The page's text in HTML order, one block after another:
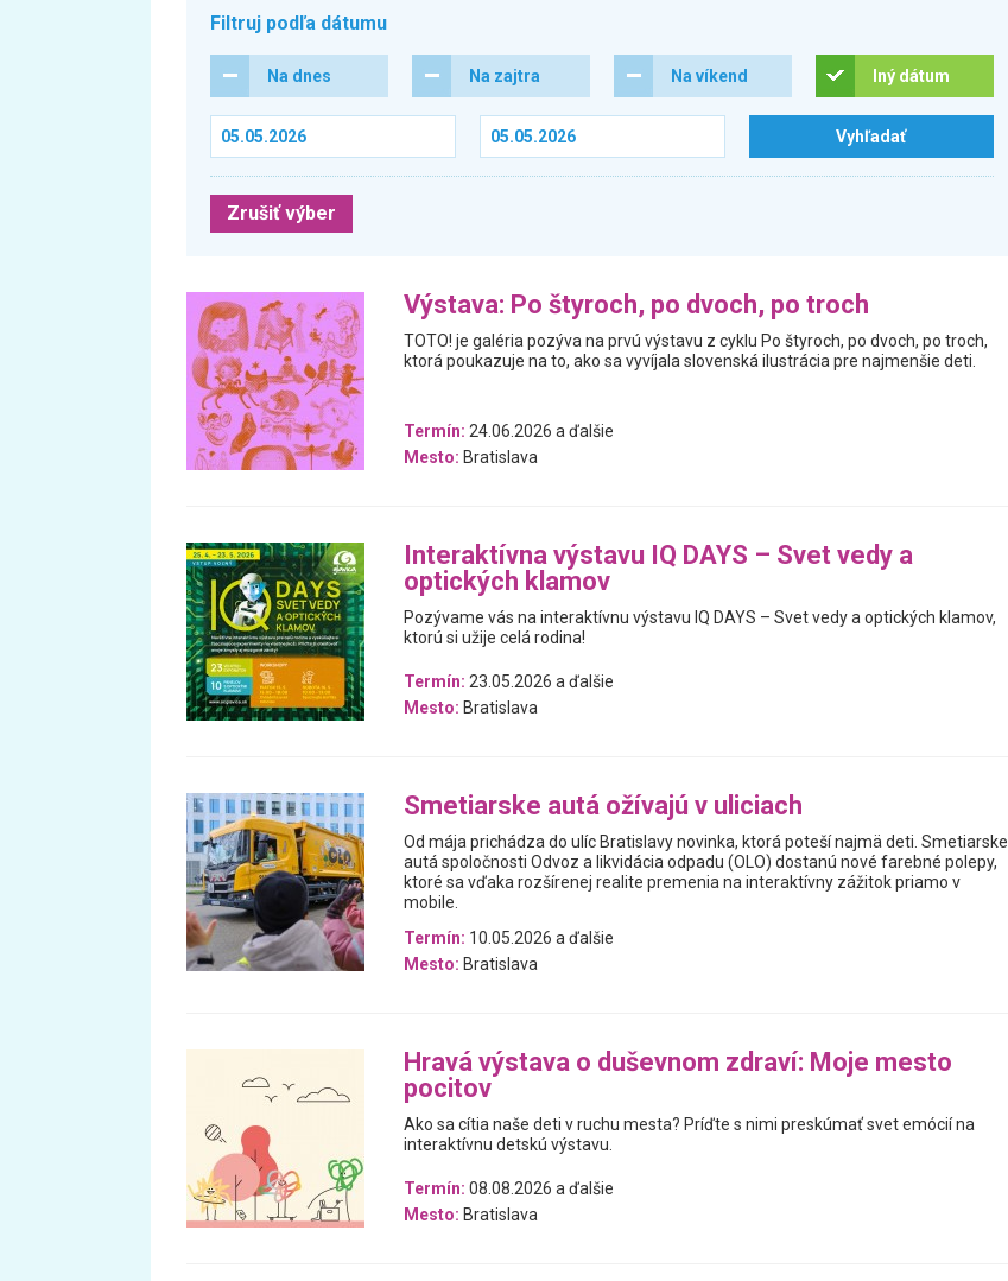
Filtruj podľa dátumu
Na dnes Na zajtra Na víkend Iný dátum
Zrušiť výber
Výstava: Po štyroch, po dvoch, po troch
TOTO! je galéria pozýva na prvú výstavu z cyklu Po štyroch, po dvoch, po troch,
ktorá poukazuje na to, ako sa vyvíjala slovenská ilustrácia pre najmenšie deti.
Termín: 24.06.2026 a ďalšie
Mesto: Bratislava
Interaktívna výstavu IQ DAYS – Svet vedy a
optických klamov
Pozývame vás na interaktívnu výstavu IQ DAYS – Svet vedy a optických klamov,
ktorú si užije celá rodina!
Termín: 23.05.2026 a ďalšie
Mesto: Bratislava
Smetiarske autá ožívajú v uliciach
Od mája prichádza do ulíc Bratislavy novinka, ktorá poteší najmä deti. Smetiarske
autá spoločnosti Odvoz a likvidácia odpadu (OLO) dostanú nové farebné polepy,
ktoré sa vďaka rozšírenej realite premenia na interaktívny zážitok priamo v
mobile.
Termín: 10.05.2026 a ďalšie
Mesto: Bratislava
Hravá výstava o duševnom zdraví: Moje mesto
pocitov
Ako sa cítia naše deti v ruchu mesta? Príďte s nimi preskúmať svet emócií na
interaktívnu detskú výstavu.
Termín: 08.08.2026 a ďalšie
Mesto: Bratislava